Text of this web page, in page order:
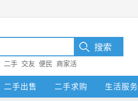
二手 交友 便民
商家活
二手出售 二手求购 生活服务